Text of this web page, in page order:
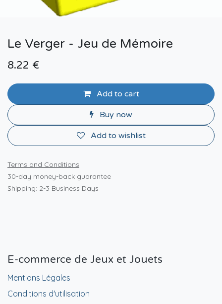
Le Verger - Jeu de Mémoire
8.22 €
Add to cart
Buy now
Add to wishlist
Terms and Conditions
30-day money-back guarantee
Shipping: 2-3 Business Days
E-commerce de Jeux et Jouets
Mentions Légales
Conditions d'utilisation